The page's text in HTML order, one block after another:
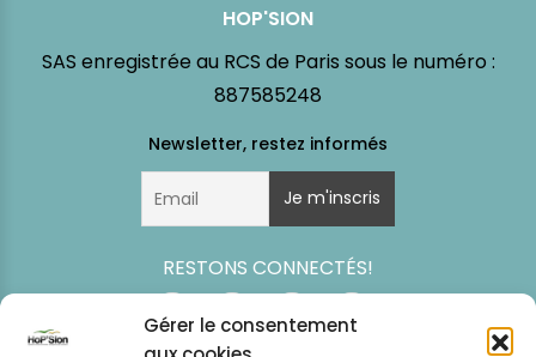
Gérer le consentement
HOP'SION
SAS enregistrée au RCS de Paris sous le numéro :
887585248
RESTONS CONNECTÉS!